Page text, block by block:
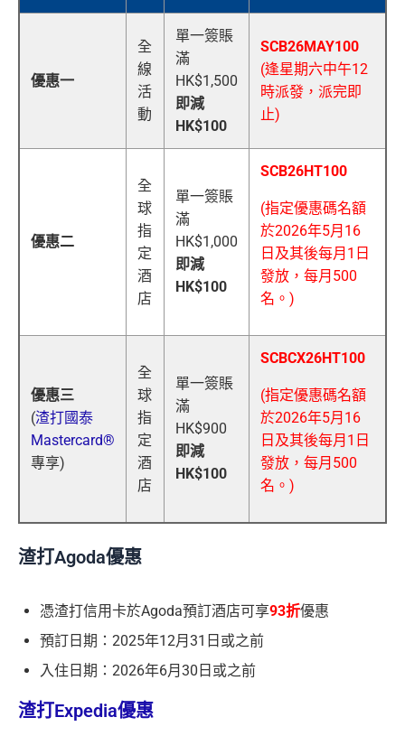
優惠一
全
線
活
動
單一簽賬
滿
HK$1,500
即減
HK$100
SCB26MAY100
(逢星期六中午12
時派發，派完即
止)
優惠二
全
球
指
定
酒
店
單一簽賬
滿
HK$1,000
即減
HK$100
SCB26HT100
(指定優惠碼名額
於2026年5月16
日及其後每月1日
發放，每月500
名。)
優惠三
(渣打國泰
Mastercard®
專享)
全
球
指
定
酒
店
單一簽賬
滿
HK$900
即減
HK$100
SCBCX26HT100
(指定優惠碼名額
於2026年5月16
日及其後每月1日
發放，每月500
名。)
渣打Agoda優惠
憑渣打信用卡於Agoda預訂酒店可享93折優惠
預訂日期：2025年12月31日或之前
入住日期：2026年6月30日或之前
渣打Expedia優惠